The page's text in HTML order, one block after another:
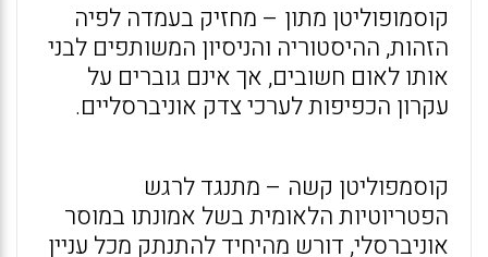
קוסמופוליטן מתון – מחזיק בעמדה לפיה
הזהות, ההיסטוריה והניסיון המשותפים לבני
אותו לאום חשובים, אך אינם גוברים על
עקרון הכפיפות לערכי צדק אוניברסליים.
קוסמפוליטן קשה – מתנגד לרגש
הפטריוטיות הלאומית בשל אמונתו במוסר
אוניברסלי, דורש מהיחיד להתנתק מכל עניין